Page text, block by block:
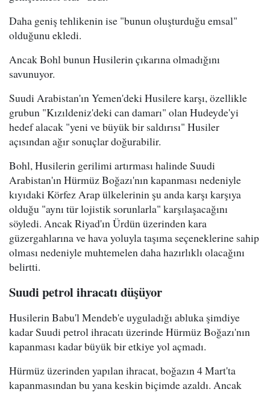
Daha geniş tehlikenin ise "bunun oluşturduğu emsal"
olduğunu ekledi.
Ancak Bohl bunun Husilerin çıkarına olmadığını
savunuyor.
Suudi Arabistan'ın Yemen'deki Husilere karşı, özellikle
grubun "Kızıldeniz'deki can damarı" olan Hudeyde'yi
hedef alacak "yeni ve büyük bir saldırısı" Husiler
açısından ağır sonuçlar doğurabilir.
Bohl, Husilerin gerilimi artırması halinde Suudi
Arabistan'ın Hürmüz Boğazı'nın kapanması nedeniyle
kıyıdaki Körfez Arap ülkelerinin şu anda karşı karşıya
olduğu "aynı tür lojistik sorunlarla" karşılaşacağını
söyledi. Ancak Riyad'ın Ürdün üzerinden kara
güzergahlarına ve hava yoluyla taşıma seçeneklerine sahip
olması nedeniyle muhtemelen daha hazırlıklı olacağını
belirtti.
Suudi petrol ihracatı düşüyor
Husilerin Babu'l Mendeb'e uyguladığı abluka şimdiye
kadar Suudi petrol ihracatı üzerinde Hürmüz Boğazı'nın
kapanması kadar büyük bir etkiye yol açmadı.
Hürmüz üzerinden yapılan ihracat, boğazın 4 Mart'ta
kapanmasından bu yana keskin biçimde azaldı. Ancak